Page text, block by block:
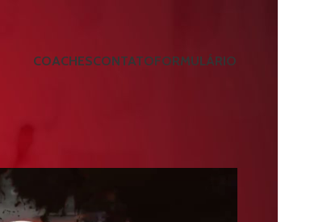
COACHESCONTATOFORMULÁRIO